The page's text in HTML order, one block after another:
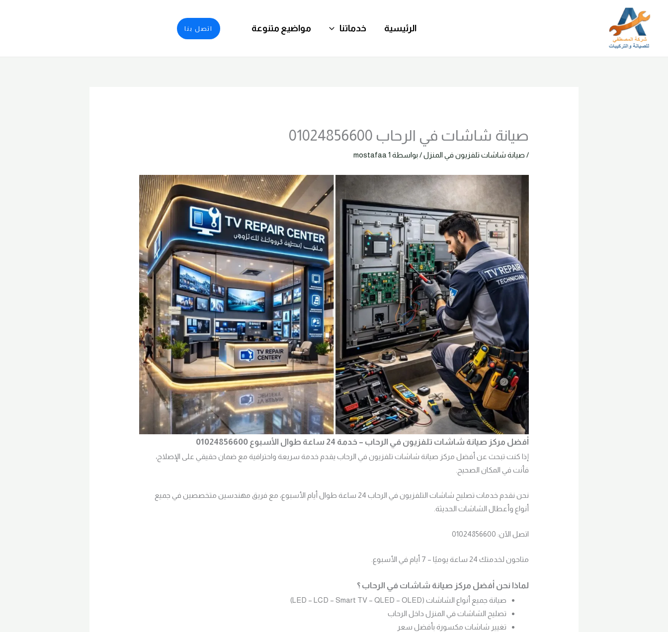
المحتوى
الرئيسية خدماتنا مواضيع متنوعة اتصل بنا
صيانة شاشات في الرحاب 01024856600
/ صيانة شاشات تلفزيون في المنزل/ بواسطة mostafaa 1
أفضل مركز صيانة شاشات تلفزيون في الرحاب – خدمة 24 ساعة طوال الأسبوع 01024856600
إذا كنت تبحث عن أفضل مركز صيانة شاشات تلفزيون في الرحاب يقدم خدمة سريعة واحترافية مع ضمان حقيقي على الإصلاح،
فأنت في المكان الصحيح.
نحن نقدم خدمات تصليح شاشات التلفزيون في الرحاب 24 ساعة طوال أيام الأسبوع، مع فريق مهندسين متخصصين في جميع
أنواع وأعطال الشاشات الحديثة.
اتصل الآن: 01024856600
متاحون لخدمتك 24 ساعة يوميًا – 7 أيام في الأسبوع.
لماذا نحن أفضل مركز صيانة شاشات في الرحاب ؟
صيانة جميع أنواع الشاشات (LED – LCD – Smart TV – QLED – OLED)
تصليح الشاشات في المنزل داخل الرحاب
تغيير شاشات مكسورة بأفضل سعر